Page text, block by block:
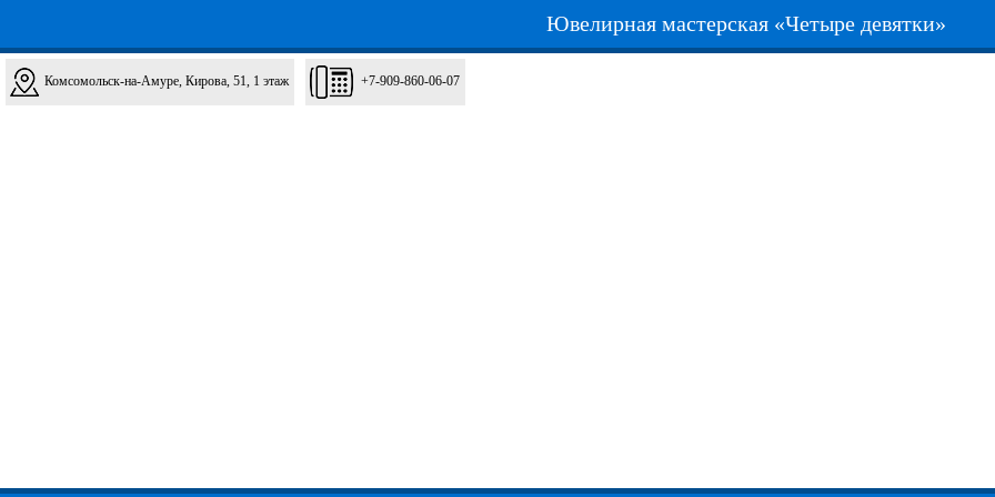
Ювелирная мастерская «Четыре девятки»
Комсомольск-на-Амуре, Кирова, 51, 1 этаж +7-909-860-06-07